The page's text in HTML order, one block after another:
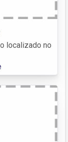
localizado no